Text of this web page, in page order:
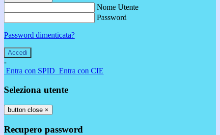
Nome Utente
Password
Password dimenticata?
-
Entra con SPID Entra con CIE
Seleziona utente
button close ×
Recupero password